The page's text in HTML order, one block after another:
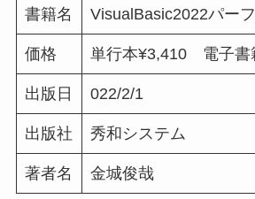
書籍名 VisualBasic2022パー
価格 単行本¥3,410 電子書
出版日 022/2/1
出版社 秀和システム
著者名 金城俊哉